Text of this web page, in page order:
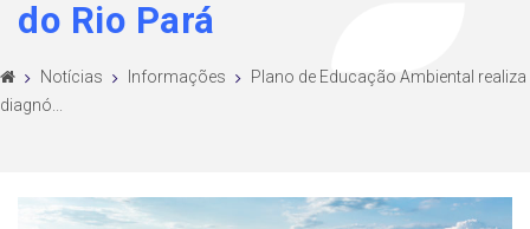
do Rio Pará
Notícias Informações
Plano de Educação Ambiental realiza
diagnó...